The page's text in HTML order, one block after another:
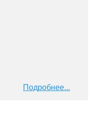
Подробнее...